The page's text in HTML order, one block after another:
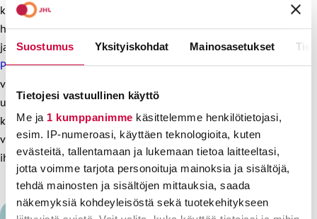
Suostumus Yksityiskohdat Mainosasetukset
Tietojesi vastuullinen käyttö
Me ja 1 kumppanimme käsittelemme henkilötietojasi,
esim. IP-numeroasi, käyttäen teknologioita, kuten
evästeitä, tallentamaan ja lukemaan tietoa laitteeltasi,
jotta voimme tarjota personoituja mainoksia ja sisältöjä,
tehdä mainosten ja sisältöjen mittauksia, saada
näkemyksiä kohdeyleisöstä sekä tuotekehitykseen
kustannusten hallinta on arkea kunnissa, kannattaa ottaa
huomioon palvelujen koko todellisuus. Siihen liittyy työssä
jaksaminen, josta on nähty karu esimerkki ainakinLänsi-
Pohjan sairaalassa. Eisiistulisi tuijottaa pelkkää budjettia
vaan muistaa myös palvelujen laatu ja toimivuus. Helposti
unohtuu myös se, että palvelujen ulkoistaminen voi
käytännössä johtaa työttömien määrän kasvuun sekä siten
verotulojen vähenemiseen. Tämä on aina vakava kolaus
ihmisten lisäksi koko kunnalle.